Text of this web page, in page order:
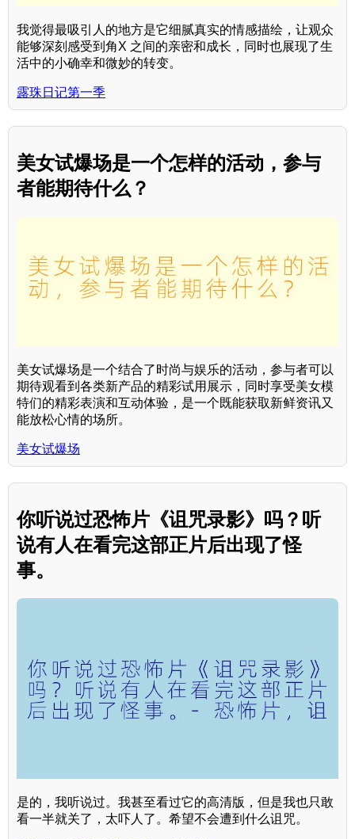
我觉得最吸引人的地方是它细腻真实的情感描绘，让观众
能够深刻感受到角X 之间的亲密和成长，同时也展现了生
活中的小确幸和微妙的转变。
露珠日记第一季
美女试爆场是一个怎样的活动，参与
者能期待什么？
美女试爆场是一个结合了时尚与娱乐的活动，参与者可以
期待观看到各类新产品的精彩试用展示，同时享受美女模
特们的精彩表演和互动体验，是一个既能获取新鲜资讯又
能放松心情的场所。
美女试爆场
你听说过恐怖片《诅咒录影》吗？听
说有人在看完这部正片后出现了怪
事。
是的，我听说过。我甚至看过它的高清版，但是我也只敢
看一半就关了，太吓人了。希望不会遭到什么诅咒。